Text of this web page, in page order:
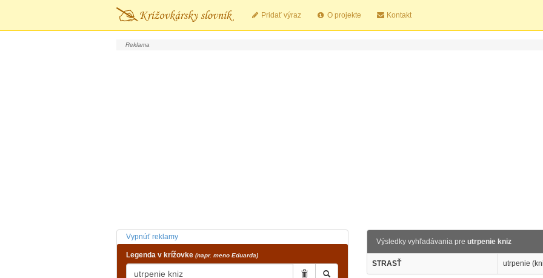
Pridať výraz O projekte Kontakt
Vypnúť reklamy
Legenda v krížovke (napr. meno Eduarda)
Výsledky vyhľadávania pre utrpenie kniz
STRASŤ utrpenie